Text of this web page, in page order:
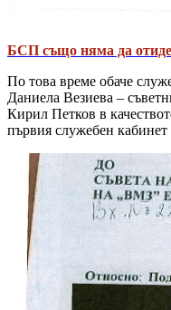
БСП също няма да
По това време обаче
Даниела Везиева –
Кирил Петков в
първия служебен